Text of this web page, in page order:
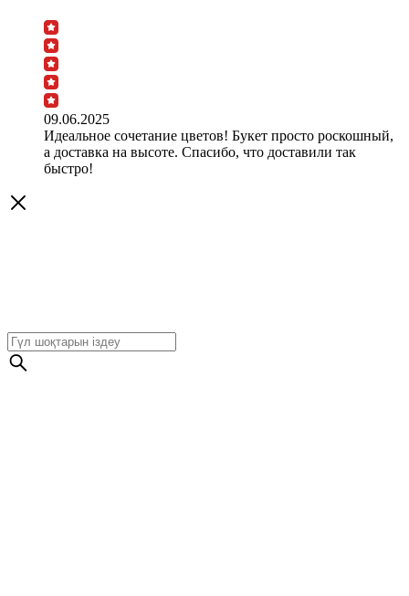
09.06.2025
Идеальное сочетание цветов! Букет просто роскошный,
а доставка на высоте. Спасибо, что доставили так
быстро!